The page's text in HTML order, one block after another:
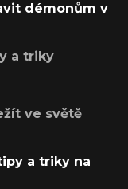
démonům v
a triky
ve světě
a triky na